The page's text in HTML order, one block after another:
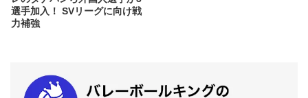
選手加入！ SVリーグに向け戦
力補強